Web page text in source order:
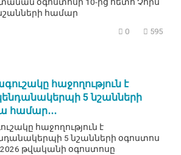
օգոստոսի 10-ից հետո Չորս
համար
0 595
հաջողություն է
5 նշանների
համար․․․
հաջողություն է
5 նշանների օգոստոս
թվականի օգոստոսը